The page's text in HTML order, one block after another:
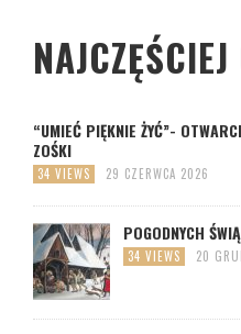
“UMIEĆ PIĘKNIE ŻYĆ”-
ZOŚKI
34 VIEWS 29 CZERWCA 2026
POGODNYCH
34 VIEWS 20